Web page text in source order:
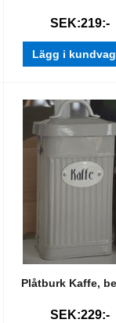
SEK:219:-
Lägg i
Plåtburk Kaffe,
SEK:229:-